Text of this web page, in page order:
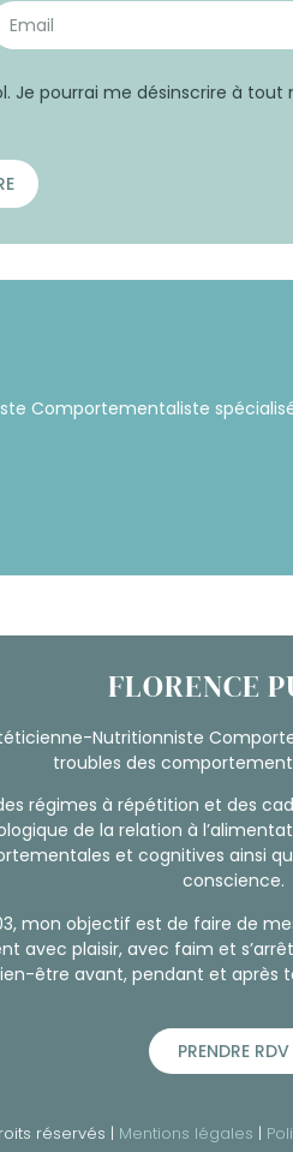
pourrai me désinscrire à tout
Comportementaliste
FLORENCE
Nutritionniste
troubles des
régimes à répétition et des
de la relation à
et cognitives ainsi
conscience.
mon objectif est de faire de
avec plaisir, avec faim et
être avant, pendant et après
PRENDRE RDV
réservés | Mentions légales |